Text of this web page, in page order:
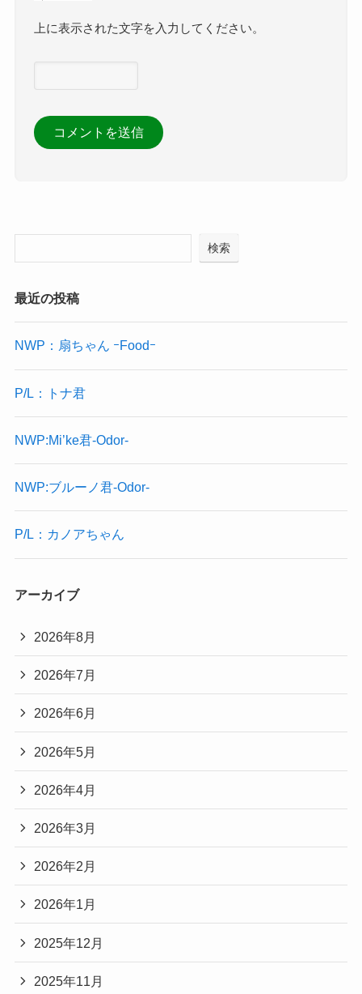
上に表示された文字を入力してください。
検索
最近の投稿
NWP：扇ちゃん ｰFoodｰ
P/L：トナ君
NWP:Mi’ke君-Odor-
NWP:ブルーノ君-Odor-
P/L：カノアちゃん
アーカイブ
2026年8月
2026年7月
2026年6月
2026年5月
2026年4月
2026年3月
2026年2月
2026年1月
2025年12月
2025年11月